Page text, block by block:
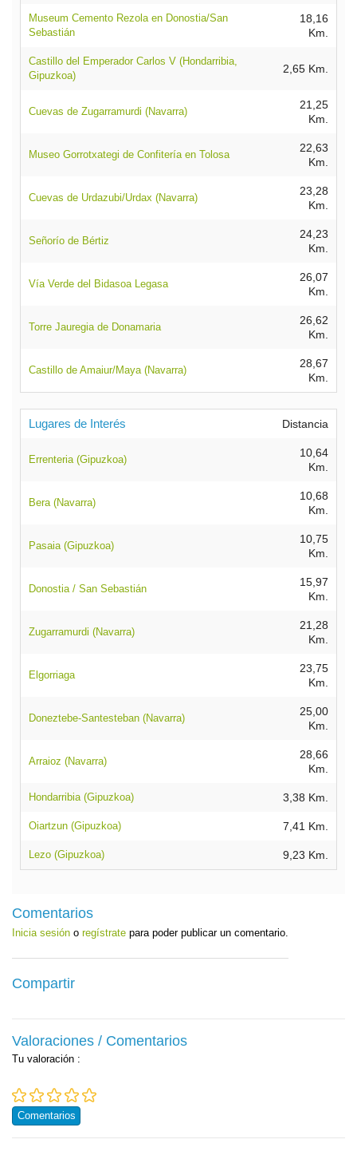
Museum Cemento Rezola en Donostia/San
Sebastián
18,16
Km.
Castillo del Emperador Carlos V (Hondarribia,
Gipuzkoa)
2,65 Km.
Cuevas de Zugarramurdi (Navarra)
21,25
Km.
Museo Gorrotxategi de Confitería en Tolosa
22,63
Km.
Cuevas de Urdazubi/Urdax (Navarra)
23,28
Km.
Señorío de Bértiz
24,23
Km.
Vía Verde del Bidasoa Legasa
26,07
Km.
Torre Jauregia de Donamaria
26,62
Km.
Castillo de Amaiur/Maya (Navarra)
28,67
Km.
Lugares de Interés Distancia
Errenteria (Gipuzkoa)
10,64
Km.
Bera (Navarra)
10,68
Km.
Pasaia (Gipuzkoa)
10,75
Km.
Donostia / San Sebastián
15,97
Km.
Zugarramurdi (Navarra)
21,28
Km.
Elgorriaga
23,75
Km.
Doneztebe-Santesteban (Navarra)
25,00
Km.
Arraioz (Navarra)
28,66
Km.
Hondarribia (Gipuzkoa) 3,38 Km.
Oiartzun (Gipuzkoa) 7,41 Km.
Lezo (Gipuzkoa) 9,23 Km.
Comentarios
Inicia sesión o regístrate para poder publicar un comentario.
Compartir
Valoraciones / Comentarios
Tu valoración :
Comentarios